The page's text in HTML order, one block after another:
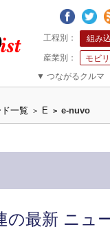
組み
モビ
▼ つながるクルマ
一覧 > E > e-nuvo
の最新 ニュ